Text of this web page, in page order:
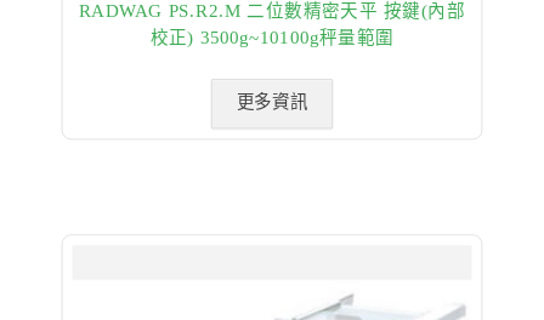
RADWAG PS.R2.M 二位數精密天平 按鍵(內部
校正) 3500g~10100g秤量範圍
更多資訊